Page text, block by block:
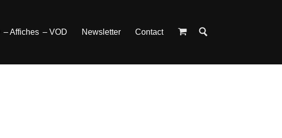
– Affiches – VOD Newsletter Contact